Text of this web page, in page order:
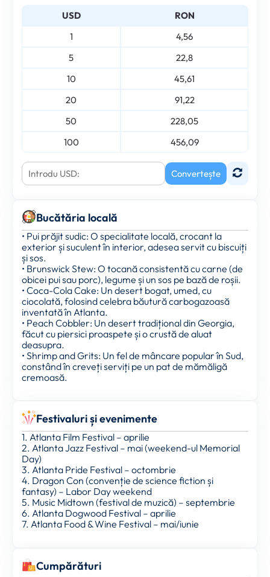
USD
RON
1
4,56
5
22,8
10
45,61
20
91,22
50
228,05
100
456,09
Convertește
Bucătăria locală
• Pui prăjit sudic: O specialitate locală, crocant la
exterior și suculent în interior, adesea servit cu biscuiți
și sos.
• Brunswick Stew: O tocană consistentă cu carne (de
obicei pui sau porc), legume și un sos pe bază de roșii.
• Coca-Cola Cake: Un desert bogat, umed, cu
ciocolată, folosind celebra băutură carbogazoasă
inventată în Atlanta.
• Peach Cobbler: Un desert tradițional din Georgia,
făcut cu piersici proaspete și o crustă de aluat
deasupra.
• Shrimp and Grits: Un fel de mâncare popular în Sud,
constând în creveți serviți pe un pat de mămăligă
cremoasă.
Festivaluri și evenimente
1. Atlanta Film Festival – aprilie
2. Atlanta Jazz Festival – mai (weekend-ul Memorial
Day)
3. Atlanta Pride Festival – octombrie
4. Dragon Con (convenție de science fiction și
fantasy) – Labor Day weekend
5. Music Midtown (festival de muzică) – septembrie
6. Atlanta Dogwood Festival – aprilie
7. Atlanta Food & Wine Festival – mai/iunie
Cumpărături